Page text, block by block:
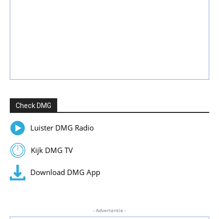
Check DMG
Luister DMG Radio
Kijk DMG TV
Download DMG App
- Advertentie -